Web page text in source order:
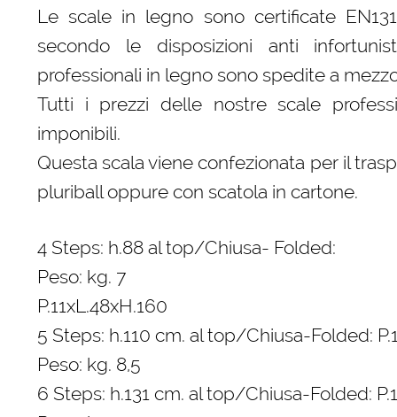
Le scale in legno sono certificate
secondo le disposizioni anti
professionali in legno sono spedite a
Tutti i prezzi delle nostre scale
imponibili.
Questa scala viene confezionata per il
pluriball oppure con scatola in cartone.
4 Steps: h.88 al top/Chiusa- Folded:
Peso: kg. 7
P.11xL.48xH.160
5 Steps: h.110 cm. al top/Chiusa-Folded:
Peso: kg. 8,5
6 Steps: h.131 cm. al top/Chiusa-Folded: